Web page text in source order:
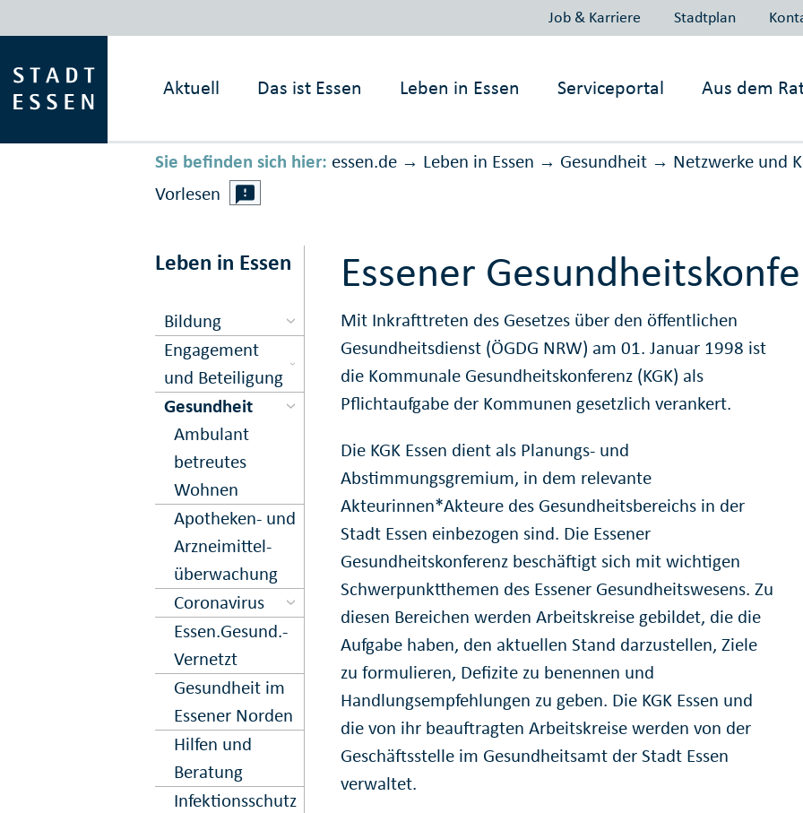
Job & Karriere Stadtplan
Aktuell Das ist Essen Leben in Essen Serviceportal Aus dem
Sie befinden sich hier: essen.de → Leben in Essen → Gesundheit → Netz­werke und
Vorlesen
Leben in Essen
Bildung
Engagement
und Beteiligung
Gesundheit
Ambulant
betreutes
Wohnen
Apo­theken- und
Arznei­mittel­
über­wachung
Corona­virus
Essen.­Gesund.­
Vernetzt
Gesundheit im
Essener Norden
Hilfen und
Beratung
Infektions­schutz
Essener
Mit Inkrafttreten des Gesetzes über den öffentlichen
Gesundheitsdienst (ÖGDG NRW) am 01. Januar 1998 ist
die Kommunale Gesundheitskonferenz (KGK) als
Pflichtaufgabe der Kommunen gesetzlich verankert.
Die KGK Essen dient als Planungs- und
Abstimmungsgremium, in dem relevante
Akteurinnen*Akteure des Gesundheitsbereichs in der
Stadt Essen einbezogen sind. Die Essener
Gesundheitskonferenz beschäftigt sich mit wichtigen
Schwerpunktthemen des Essener Gesundheitswesens. Zu
diesen Bereichen werden Arbeitskreise gebildet, die die
Aufgabe haben, den aktuellen Stand darzustellen, Ziele
zu formulieren, Defizite zu benennen und
Handlungsempfehlungen zu geben. Die KGK Essen und
die von ihr beauftragten Arbeitskreise werden von der
Geschäftsstelle im Gesundheitsamt der Stadt Essen
verwaltet.